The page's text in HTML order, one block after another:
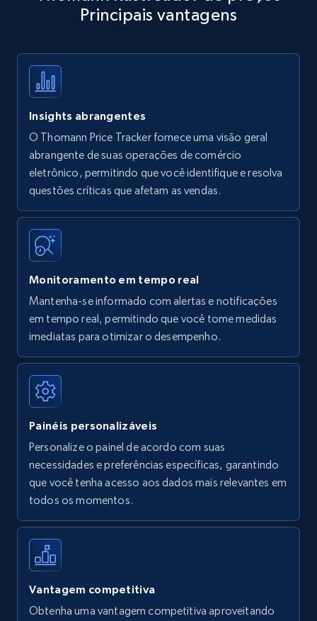
Title, Seller name, Brand, Description, Initial
35.2K+
Amazon products - find products by using
upc numbers
Title, Seller name, Brand, Description, Initial
price, Currency, Availability, Reviews count, and
35.2K+
Amazon Reviews
URL, Product name, Product rating, Product
Author name, Asin, and more.
7.4K+ 870+
Walmart - products
Specifications, Image urls, Top reviews, and
more.
5.6K+ 875+
Principais vantagens
Insights abrangentes
O Thomann Price Tracker fornece uma visão geral
abrangente de suas operações de comércio
eletrônico, permitindo que você identifique e resolva
questões críticas que afetam as vendas.
Monitoramento em tempo real
Mantenha-se informado com alertas e notificações
em tempo real, permitindo que você tome medidas
imediatas para otimizar o desempenho.
Painéis personalizáveis
Personalize o painel de acordo com suas
necessidades e preferências específicas, garantindo
que você tenha acesso aos dados mais relevantes em
todos os momentos.
Vantagem competitiva
Obtenha uma vantagem competitiva aproveitando